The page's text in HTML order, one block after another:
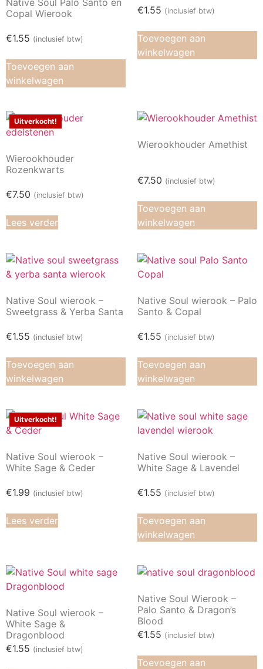
Copal Wierook
€1.55 (inclusief btw)
Toevoegen aan
winkelwagen
€1.55 (inclusief btw)
Toevoegen aan
winkelwagen
Uitverkocht!
Wierookhouder
Rozenkwarts
€7.50 (inclusief btw)
Lees verder
Wierookhouder Amethist
€7.50 (inclusief btw)
Toevoegen aan
winkelwagen
Native Soul wierook –
Sweetgrass & Yerba Santa
€1.55 (inclusief btw)
Toevoegen aan
winkelwagen
Native Soul wierook – Palo
Santo & Copal
€1.55 (inclusief btw)
Toevoegen aan
winkelwagen
Uitverkocht!
Native Soul wierook –
White Sage & Ceder
€1.99 (inclusief btw)
Lees verder
Native Soul wierook –
White Sage & Lavendel
€1.55 (inclusief btw)
Toevoegen aan
winkelwagen
Native Soul wierook –
White Sage &
Dragonblood
€1.55 (inclusief btw)
Native Soul Wierook –
Palo Santo & Dragon’s
Blood
€1.55 (inclusief btw)
Toevoegen aan